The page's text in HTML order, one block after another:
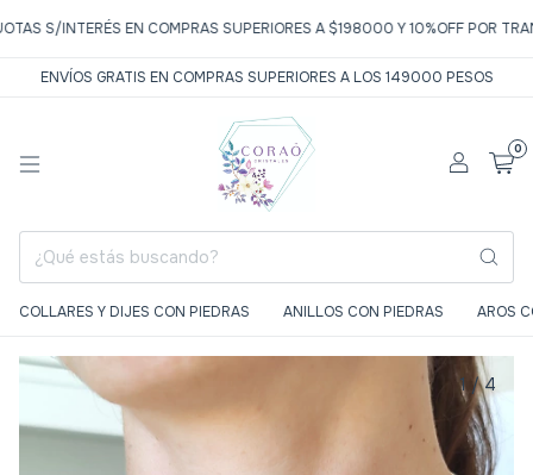
INTERÉS EN COMPRAS SUPERIORES A $198000 Y 10%OFF POR
ENVÍOS GRATIS EN COMPRAS SUPERIORES A LOS 149000 PESOS
0
COLLARES Y DIJES CON PIEDRAS ANILLOS CON PIEDRAS AROS
1 /4